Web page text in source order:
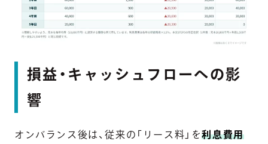
損益・キャッシュフローへの影
響
オンバランス後は、従来の「リース料」を利息費用